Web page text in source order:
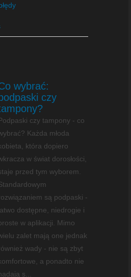
wybrać:
czy
czy tampony - co
Każda młoda
która dopiero
w świat dorosłości,
przed tym wyborem.
są podpaski -
dostępne, niedrogie i
w aplikacji. Mimo
zalet mają one jednak
wady - nie są zbyt
a ponadto nie
s...